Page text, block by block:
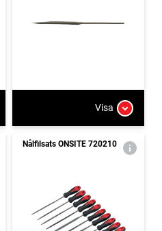
Visa
Nålfilsats ONSITE 720210